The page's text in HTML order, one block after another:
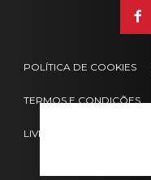
POLÍTICA DE COOKIES
TERMOS E CONDIÇÕES
LIVRO DE RECLAMAÇÕES